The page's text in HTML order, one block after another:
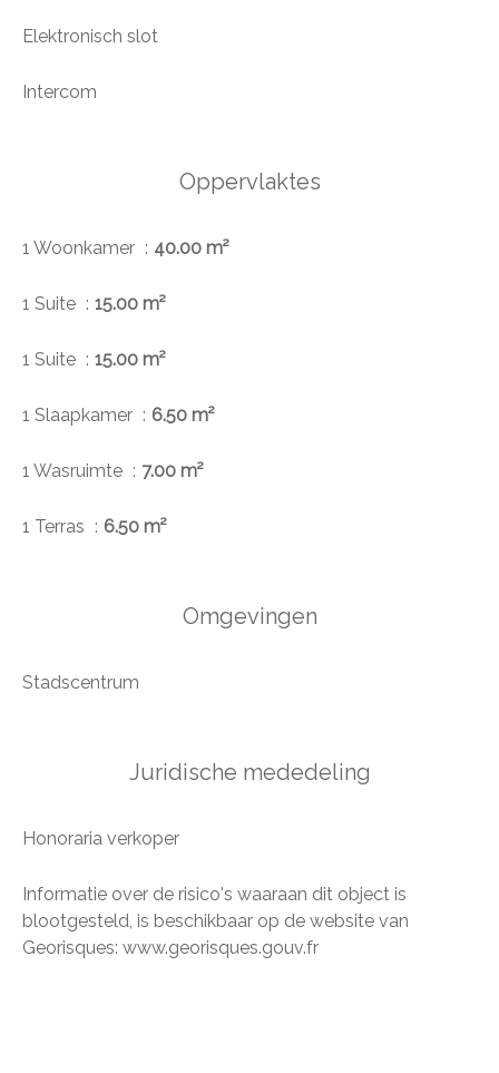
Elektronisch slot
Intercom
Oppervlaktes
1 Woonkamer 40.00 m²
1 Suite 15.00 m²
1 Suite 15.00 m²
1 Slaapkamer 6.50 m²
1 Wasruimte 7.00 m²
1 Terras 6.50 m²
Omgevingen
Stadscentrum
Juridische mededeling
Honoraria verkoper
Informatie over de risico's waaraan dit object is
blootgesteld, is beschikbaar op de website van
Georisques: www.georisques.gouv.fr